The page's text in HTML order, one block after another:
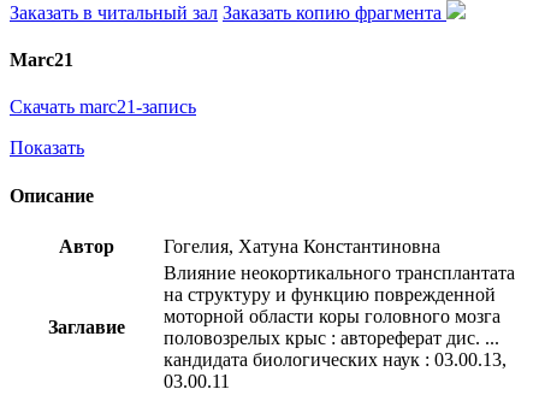
Заказать в читальный зал Заказать копию фрагмента
Marc21
Скачать marc21-запись
Показать
Описание
Автор Гогелия, Хатуна Константиновна
Заглавие
Влияние неокортикального трансплантата
на структуру и функцию поврежденной
моторной области коры головного мозга
половозрелых крыс : автореферат дис. ...
кандидата биологических наук : 03.00.13,
03.00.11